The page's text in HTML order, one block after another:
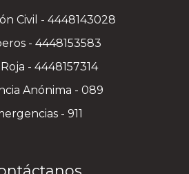
Civil - 4448143028
- 4448153583
- 4448157314
Anónima - 089
- 911